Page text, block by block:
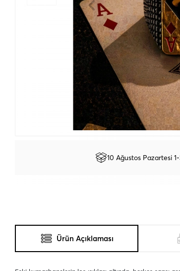
10 Ağustos Pazartesi
Ürün Açıklaması